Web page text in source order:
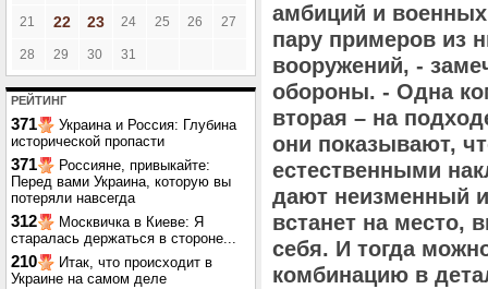
21 22 23 24 25 26 27
28 29 30 31
РЕЙТИНГ
371
Украина и Россия: Глубина
исторической пропасти
371
Россияне, привыкайте:
Перед вами Украина, которую вы
потеряли навсегда
312
Москвичка в Киеве: Я
старалась держаться в стороне...
210
Итак, что происходит в
Украине на самом деле
амбиций и военных
пару примеров из
вооружений, -
обороны. - Одна
вторая – на
они показывают,
естественными
дают неизменный и
встанет на место,
себя. И тогда
комбинацию в